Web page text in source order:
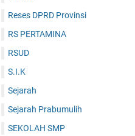
Reses DPRD Provinsi
RS PERTAMINA
RSUD
S.I.K
Sejarah
Sejarah Prabumulih
SEKOLAH SMP